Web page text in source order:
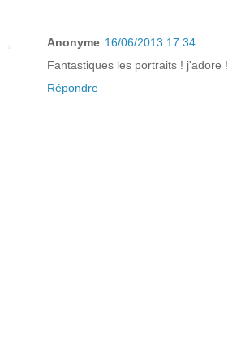
Anonyme 16/06/2013 17:34
Fantastiques les portraits ! j'adore !
Répondre